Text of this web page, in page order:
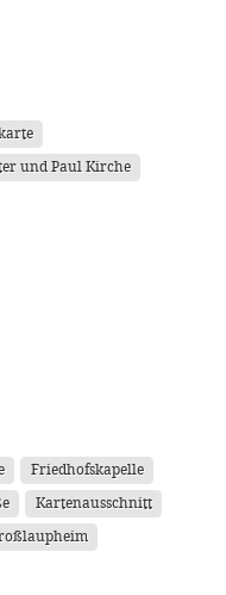
und Paul Kirche
Friedhofskapelle
Kartenausschnitt